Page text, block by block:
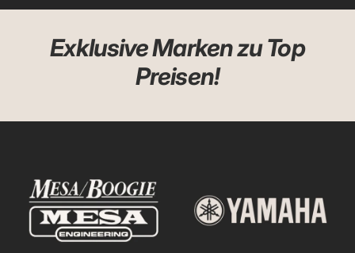
Exklusive Marken zu Top
Preisen!